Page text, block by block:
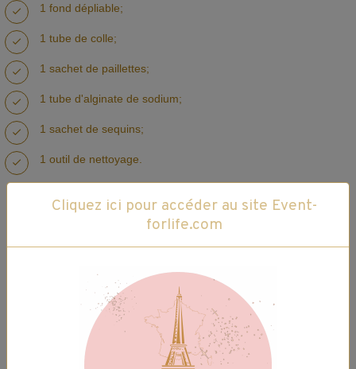
1 fond dépliable;
1 tube de colle;
1 sachet de paillettes;
1 tube d'alginate de sodium;
1 sachet de sequins;
1 outil de nettoyage.
Photo(s) non contractuelle(s).
Cliquez ici pour accéder au site Event-
forlife.com